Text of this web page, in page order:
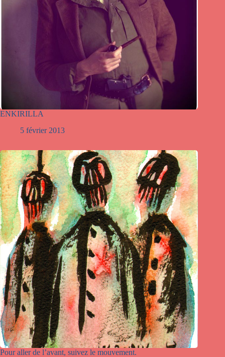
ENKIRILLA
5 février 2013
Pour aller de l’avant, suivez le mouvement.